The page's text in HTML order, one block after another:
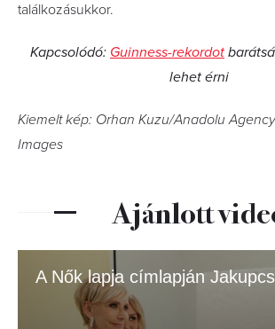
találkozásukkor.
Kapcsolódó: Guinness-rekordot
lehet érni
Kiemelt kép: Orhan Kuzu/Anadolu
Images
Ajánlott